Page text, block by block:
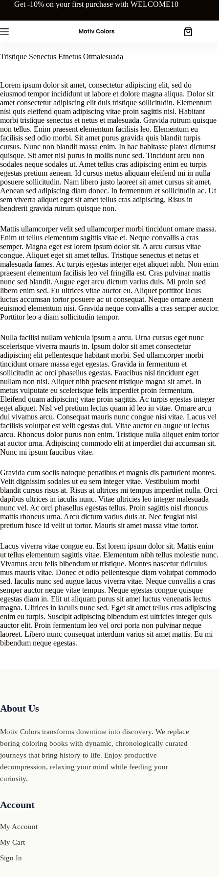
content
Get -10% on your first purchase with WELCOME10
Shopping
Tristique Senectus Etnetus Otmalesuada
Lorem ipsum dolor sit amet, consectetur adipiscing elit, sed do
eiusmod tempor incididunt ut labore et dolore magna aliqua. Dolor sit
amet consectetur adipiscing elit duis tristique sollicitudin. Elementum
nisi quis eleifend quam adipiscing vitae proin sagittis nisl. Habitant
morbi tristique senectus et netus et malesuada. Gravida rutrum quisque
non tellus. Enim praesent elementum facilisis leo. Elementum eu
facilisis sed odio morbi. Sit amet purus gravida quis blandit turpis
cursus. Nunc non blandit massa enim. In hac habitasse platea dictumst
quisque. Sit amet nisl purus in mollis nunc sed. Tincidunt arcu non
sodales neque sodales ut. Amet tellus cras adipiscing enim eu turpis
egestas pretium aenean. Id cursus metus aliquam eleifend mi in nulla
posuere sollicitudin. Nam libero justo laoreet sit amet cursus sit amet.
Aenean sed adipiscing diam donec. In fermentum et sollicitudin ac. Ut
sem viverra aliquet eget sit amet tellus cras adipiscing. Risus in
hendrerit gravida rutrum quisque non.
Mattis ullamcorper velit sed ullamcorper morbi tincidunt ornare massa.
Enim ut tellus elementum sagittis vitae et. Neque convallis a cras
semper. Magna eget est lorem ipsum dolor sit. A arcu cursus vitae
congue. Aliquet eget sit amet tellus. Tristique senectus et netus et
malesuada fames. Ac turpis egestas integer eget aliquet nibh. Non enim
praesent elementum facilisis leo vel fringilla est. Cras pulvinar mattis
nunc sed blandit. Augue eget arcu dictum varius duis. Mi proin sed
libero enim sed. Eu ultrices vitae auctor eu. Aliquet porttitor lacus
luctus accumsan tortor posuere ac ut consequat. Neque ornare aenean
euismod elementum nisi. Gravida neque convallis a cras semper auctor.
Porttitor leo a diam sollicitudin tempor.
Nulla facilisi nullam vehicula ipsum a arcu. Urna cursus eget nunc
scelerisque viverra mauris in. Ipsum dolor sit amet consectetur
adipiscing elit pellentesque habitant morbi. Sed ullamcorper morbi
tincidunt ornare massa eget egestas. Gravida in fermentum et
sollicitudin ac orci phasellus egestas. Faucibus nisl tincidunt eget
nullam non nisi. Aliquet nibh praesent tristique magna sit amet. In
metus vulputate eu scelerisque felis imperdiet proin fermentum.
Eleifend quam adipiscing vitae proin sagittis. Ac turpis egestas integer
eget aliquet. Nisl vel pretium lectus quam id leo in vitae. Ornare arcu
dui vivamus arcu. Consequat mauris nunc congue nisi vitae. Lacus vel
facilisis volutpat est velit egestas dui. Vitae auctor eu augue ut lectus
arcu. Rhoncus dolor purus non enim. Tristique nulla aliquet enim tortor
at auctor urna. Adipiscing commodo elit at imperdiet dui accumsan sit.
Nunc mi ipsum faucibus vitae.
Gravida cum sociis natoque penatibus et magnis dis parturient montes.
Velit dignissim sodales ut eu sem integer vitae. Vestibulum morbi
blandit cursus risus at. Risus at ultrices mi tempus imperdiet nulla. Orci
dapibus ultrices in iaculis nunc. Vitae ultricies leo integer malesuada
nunc vel. Ac orci phasellus egestas tellus. Proin sagittis nisl rhoncus
mattis rhoncus urna. Arcu dictum varius duis at. Nec feugiat nisl
pretium fusce id velit ut tortor. Mauris sit amet massa vitae tortor.
Lacus viverra vitae congue eu. Est lorem ipsum dolor sit. Mattis enim
ut tellus elementum sagittis vitae. Elementum nibh tellus molestie nunc.
Vivamus arcu felis bibendum ut tristique. Montes nascetur ridiculus
mus mauris vitae. Donec et odio pellentesque diam volutpat commodo
sed. Iaculis nunc sed augue lacus viverra vitae. Neque convallis a cras
semper auctor neque vitae tempus. Neque egestas congue quisque
egestas diam in. Elit ut aliquam purus sit amet luctus venenatis lectus
magna. Ultrices in iaculis nunc sed. Eget sit amet tellus cras adipiscing
enim eu turpis. Suscipit adipiscing bibendum est ultricies integer quis
auctor elit. Proin fermentum leo vel orci porta non pulvinar neque
laoreet. Libero nunc consequat interdum varius sit amet mattis. Eu mi
bibendum neque egestas.
About Us
Motiv Colors transforms downtime into discovery. We replace
boring coloring books with dynamic, chronologically curated
journeys that bring history to life. Enjoy productive
decompression, relaxing your mind while feeding your
curiosity.
Account
My Account
My Cart
Sign In